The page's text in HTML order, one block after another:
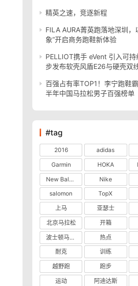
精英之速，竞逐新程
FILA AURA菁英跑落地深圳，
象”开启商务跑鞋新体验
PELLIOT携手 eVent 引入可持
步发布软壳风盾E26与硬壳双
百强占有率TOP1！李宁跑鞋
半年中国马拉松男子百强榜单
#tag
2016 adidas
Garmin
HOKA
New Balance
Nike
salomon
TopX
上马
亚瑟士
北京马拉松
开箱
波士顿马拉松
热点
耐克
训练
越野跑
跑步
运动
阿迪达斯